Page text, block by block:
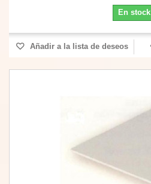
En stock
Añadir a la lista de deseos